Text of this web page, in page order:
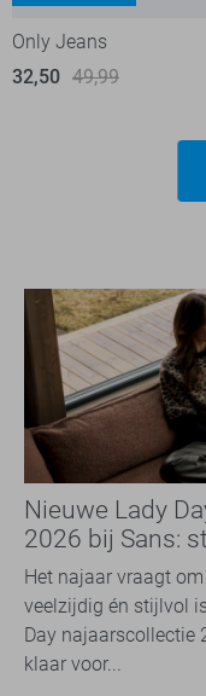
Only Jeans
32,50 49,99
Nieuwe Lady
2026 bij Sans:
travelkwaliteit
Het najaar vraagt
veelzijdig én stijlvol
Day najaarscollectie
klaar voor...